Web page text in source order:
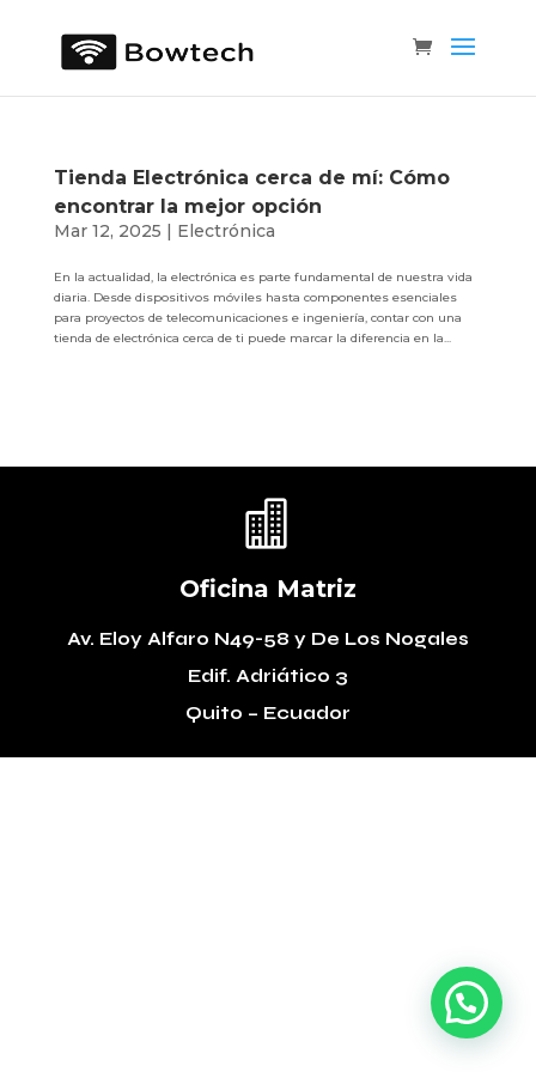
Tienda Electrónica cerca de mí: Cómo
encontrar la mejor opción
Mar 12, 2025 | Electrónica
En la actualidad, la electrónica es parte fundamental de nuestra vida
diaria. Desde dispositivos móviles hasta componentes esenciales
para proyectos de telecomunicaciones e ingeniería, contar con una
tienda de electrónica cerca de ti puede marcar la diferencia en la...

Oficina Matriz
Av. Eloy Alfaro N49-58 y De Los Nogales
Edif. Adriático 3
Quito – Ecuador